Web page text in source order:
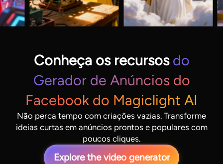
Conheça os recursos do
Gerador de Anúncios do
Facebook do Magiclight AI
Não perca tempo com criações vazias. Transforme
ideias curtas em anúncios prontos e populares com
poucos cliques.
Explore the video generator